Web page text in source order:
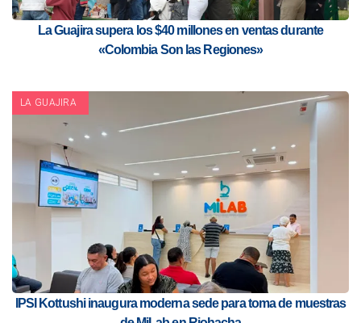
La Guajira supera los $40 millones en ventas durante
«Colombia Son las Regiones»
LA GUAJIRA
IPSI Kottushi inaugura moderna sede para toma de muestras